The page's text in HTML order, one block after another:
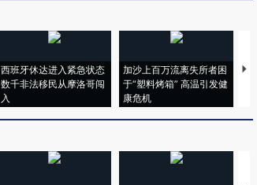
西班牙休达进入紧急状态
数千非法移民从摩洛哥闯
入
加沙上百万流离失所者困
于“塑料烤箱” 高温引发健
康危机
视